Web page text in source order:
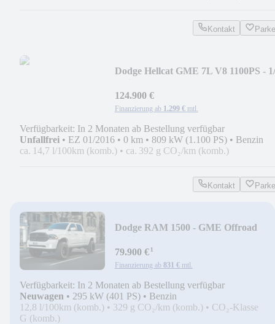
Kontakt
Dodge Hellcat GME 7L V8 1100PS -
124.900 €
Finanzierung ab 1.299 € mtl.
Verfügbarkeit: In 2 Monaten ab Bestellung verfügbar
Unfallfrei • EZ 01/2016 • 0 km • 809 kW (1.100 PS) • Benzin
ca. 14,7 l/100km (komb.) • ca. 392 g CO₂/km (komb.)
Kontakt
Dodge RAM 1500 - GME Offroad
79.900 €¹
Finanzierung ab 831 € mtl.
Verfügbarkeit: In 2 Monaten ab Bestellung verfügbar
Neuwagen • 295 kW (401 PS) • Benzin
12,8 l/100km (komb.) • 329 g CO₂/km (komb.) • CO₂-Klasse
G (komb.)